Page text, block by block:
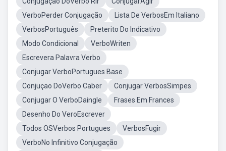
VerboPerder Conjugação
Lista De VerbosEm Italiano
VerbosPortuguês
Preterito Do Indicativo
Modo Condicional
VerboWriten
Escrevera Palavra Verbo
Conjugar VerboPortugues Base
Conjuçao DoVerbo Caber
Conjugar VerbosSimpes
Conjugar O VerboDaingle
Frases Em Frances
Desenho Do VeroEscrever
Todos OSVerbos Portugues
VerbosFugir
VerboNo Infinitivo Conjugação